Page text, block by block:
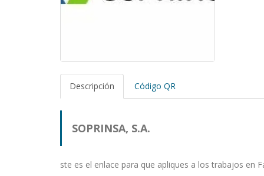
Descripción Código QR
SOPRINSA, S.A.
ste es el enlace para que apliques a los trabajos en